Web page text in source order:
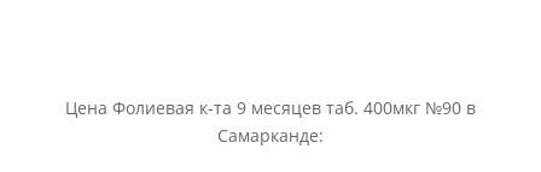
Цена Фолиевая к-та 9 месяцев таб. 400мкг №90 в
Самарканде: